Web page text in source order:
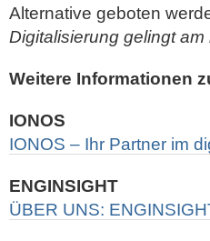
Alternative geboten
Digitalisierung gelingt
Weitere Informationen
IONOS
IONOS – Ihr Partner im
ENGINSIGHT
ÜBER UNS: